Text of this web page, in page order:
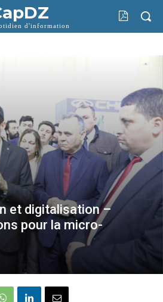
d'information
et digitalisation –
pour la micro-